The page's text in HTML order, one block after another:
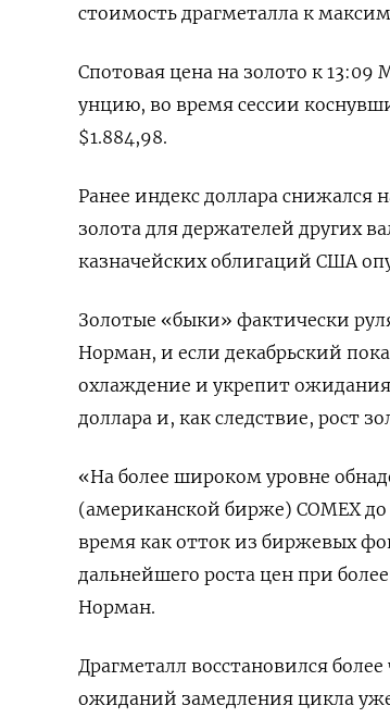
стоимость драгметалла к
Спотовая цена на золото к 13:09
унцию, во время сессии
$1.884,98.
Ранее индекс доллара снижался
золота для держателей других
казначейских облигаций США
Золотые «быки» фактически
Норман, и если декабрьский
охлаждение и укрепит
доллара и, как следствие, рост
«На более широком уровне
(американской бирже) COMEX
время как отток из биржевых
дальнейшего роста цен при
Норман.
Драгметалл восстановился
ожиданий замедления цикла